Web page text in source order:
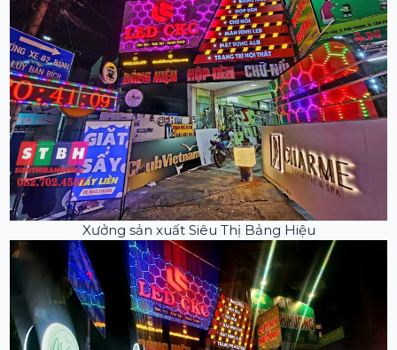
Xưởng sản xuất Siêu Thị Bảng Hiệu